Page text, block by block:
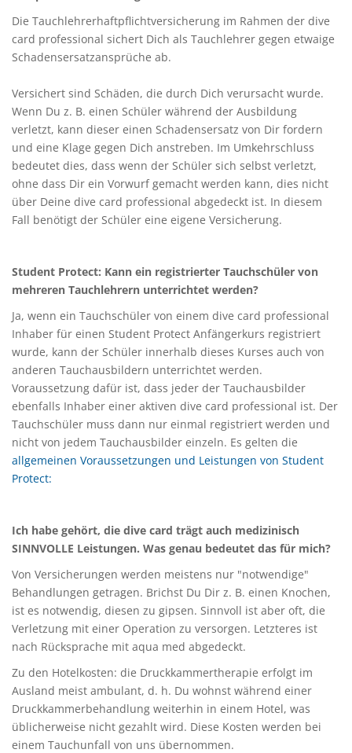
Die Tauchlehrerhaftpflichtversicherung im Rahmen der dive
card professional sichert Dich als Tauchlehrer gegen etwaige
Schadensersatzansprüche ab.
Versichert sind Schäden, die durch Dich verursacht wurde.
Wenn Du z. B. einen Schüler während der Ausbildung
verletzt, kann dieser einen Schadensersatz von Dir fordern
und eine Klage gegen Dich anstreben. Im Umkehrschluss
bedeutet dies, dass wenn der Schüler sich selbst verletzt,
ohne dass Dir ein Vorwurf gemacht werden kann, dies nicht
über Deine dive card professional abgedeckt ist. In diesem
Fall benötigt der Schüler eine eigene Versicherung.
Student Protect: Kann ein registrierter Tauchschüler von
mehreren Tauchlehrern unterrichtet werden?
Ja, wenn ein Tauchschüler von einem dive card professional
Inhaber für einen Student Protect Anfängerkurs registriert
wurde, kann der Schüler innerhalb dieses Kurses auch von
anderen Tauchausbildern unterrichtet werden.
Voraussetzung dafür ist, dass jeder der Tauchausbilder
ebenfalls Inhaber einer aktiven dive card professional ist. Der
Tauchschüler muss dann nur einmal registriert werden und
nicht von jedem Tauchausbilder einzeln. Es gelten die
allgemeinen Voraussetzungen und Leistungen von Student
Protect:
Ich habe gehört, die dive card trägt auch medizinisch
SINNVOLLE Leistungen. Was genau bedeutet das für mich?
Von Versicherungen werden meistens nur "notwendige"
Behandlungen getragen. Brichst Du Dir z. B. einen Knochen,
ist es notwendig, diesen zu gipsen. Sinnvoll ist aber oft, die
Verletzung mit einer Operation zu versorgen. Letzteres ist
nach Rücksprache mit aqua med abgedeckt.
Zu den Hotelkosten: die Druckkammertherapie erfolgt im
Ausland meist ambulant, d. h. Du wohnst während einer
Druckkammerbehandlung weiterhin in einem Hotel, was
üblicherweise nicht gezahlt wird. Diese Kosten werden bei
einem Tauchunfall von uns übernommen.